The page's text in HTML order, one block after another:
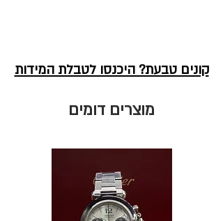
קונים טבעת? היכנסו לטבלת המידות
מוצרים דומים